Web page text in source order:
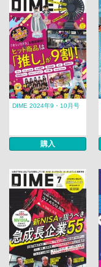
DIME 2024年9・10月号
購入